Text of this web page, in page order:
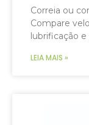
Correia ou
Compare
lubrificação
LEIA MAIS »